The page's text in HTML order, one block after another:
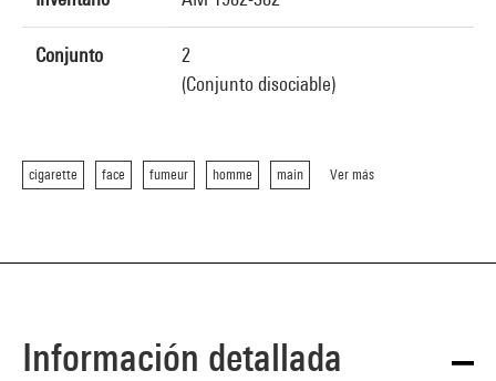
Conjunto
2
(Conjunto disociable)
cigarette face fumeur homme main Ver más
Información detallada